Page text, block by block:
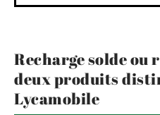
Recharge solde ou
deux produits
Lycamobile